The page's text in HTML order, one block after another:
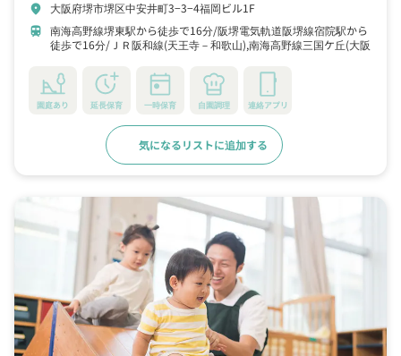
location_on 大阪府堺市堺区中安井町3−3−4福岡ビル1F
train 南海高野線堺東駅から徒歩で16分 阪堺電気軌道阪堺線宿院駅から
徒歩で16分
ＪＲ阪和線(天王寺－和歌山),南海高野線三国ケ丘(大阪
園庭あり 延長保育 一時保育 自園調理 連絡アプリ
気になるリストに追加する